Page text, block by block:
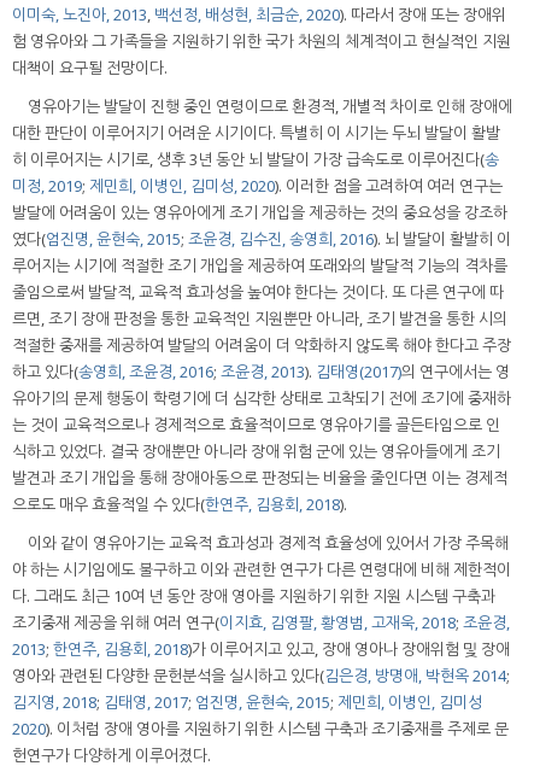
이미숙, 노진아, 2013 백선정, 배성현, 최금순, 2020). 따라서 장애 또는 장애위
험 영유아와 그 가족들을 지원하기 위한 국가 차원의 체계적이고 현실적인 지원
대책이 요구될 전망이다.
영유아기는 발달이 진행 중인 연령이므로 환경적, 개별적 차이로 인해 장애에
대한 판단이 이루어지기 어려운 시기이다. 특별히 이 시기는 두뇌 발달이 활발
히 이루어지는 시기로, 생후 3년 동안 뇌 발달이 가장 급속도로 이루어진다(송
미정, 2019; 제민희, 이병인, 김미성, 2020). 이러한 점을 고려하여 여러 연구는
발달에 어려움이 있는 영유아에게 조기 개입을 제공하는 것의 중요성을 강조하
였다(엄진명, 윤현숙, 2015; 조윤경, 김수진, 송영희, 2016). 뇌 발달이 활발히 이
루어지는 시기에 적절한 조기 개입을 제공하여 또래와의 발달적 기능의 격차를
줄임으로써 발달적, 교육적 효과성을 높여야 한다는 것이다. 또 다른 연구에 따
르면, 조기 장애 판정을 통한 교육적인 지원뿐만 아니라, 조기 발견을 통한 시의
적절한 중재를 제공하여 발달의 어려움이 더 악화하지 않도록 해야 한다고 주장
하고 있다(송영희, 조윤경, 2016; 조윤경, 2013). 김태영(2017)의 연구에서는 영
유아기의 문제 행동이 학령기에 더 심각한 상태로 고착되기 전에 조기에 중재하
는 것이 교육적으로나 경제적으로 효율적이므로 영유아기를 골든타임으로 인
식하고 있었다. 결국 장애뿐만 아니라 장애 위험 군에 있는 영유아들에게 조기
발견과 조기 개입을 통해 장애아동으로 판정되는 비율을 줄인다면 이는 경제적
으로도 매우 효율적일 수 있다(한연주, 김용회, 2018).
이와 같이 영유아기는 교육적 효과성과 경제적 효율성에 있어서 가장 주목해
야 하는 시기임에도 불구하고 이와 관련한 연구가 다른 연령대에 비해 제한적이
다. 그래도 최근 10여 년 동안 장애 영아를 지원하기 위한 지원 시스템 구축과
조기중재 제공을 위해 여러 연구(이지효, 김영팔, 황영범, 고재욱, 2018; 조윤경,
2013; 한연주, 김용회, 2018)가 이루어지고 있고, 장애 영아나 장애위험 및 장애
영아와 관련된 다양한 문헌분석을 실시하고 있다(김은경, 방명애, 박현옥 2014;
김지영, 2018; 김태영, 2017; 엄진명, 윤현숙, 2015; 제민희, 이병인, 김미성
2020). 이처럼 장애 영아를 지원하기 위한 시스템 구축과 조기중재를 주제로 문
헌연구가 다양하게 이루어졌다.